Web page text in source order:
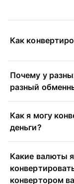
Как
Почему у
разный
Как я могу
деньги?
Какие валюты
конвертором